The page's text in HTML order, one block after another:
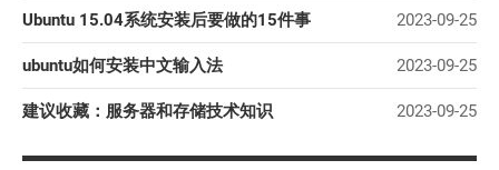
Ubuntu 15.04系统安装后要做的15件事 2023-09-25
ubuntu如何安装中文输入法 2023-09-25
建议收藏：服务器和存储技术知识 2023-09-25